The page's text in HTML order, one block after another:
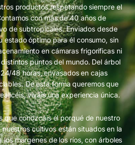
productos respetando siempre el
con más de 40 años de
de subtropicales. Enviados desde
estado óptimo para él consumo, sin
en cámaras frigoríficas ni
puntos del mundo. Del árbol
48 horas, envasados en cajas
De esta forma queremos que
viváis una experiencia única.
que conozcáis el porqué de nuestro
cultivos están situados en la
los márgenes de los ríos, con árboles